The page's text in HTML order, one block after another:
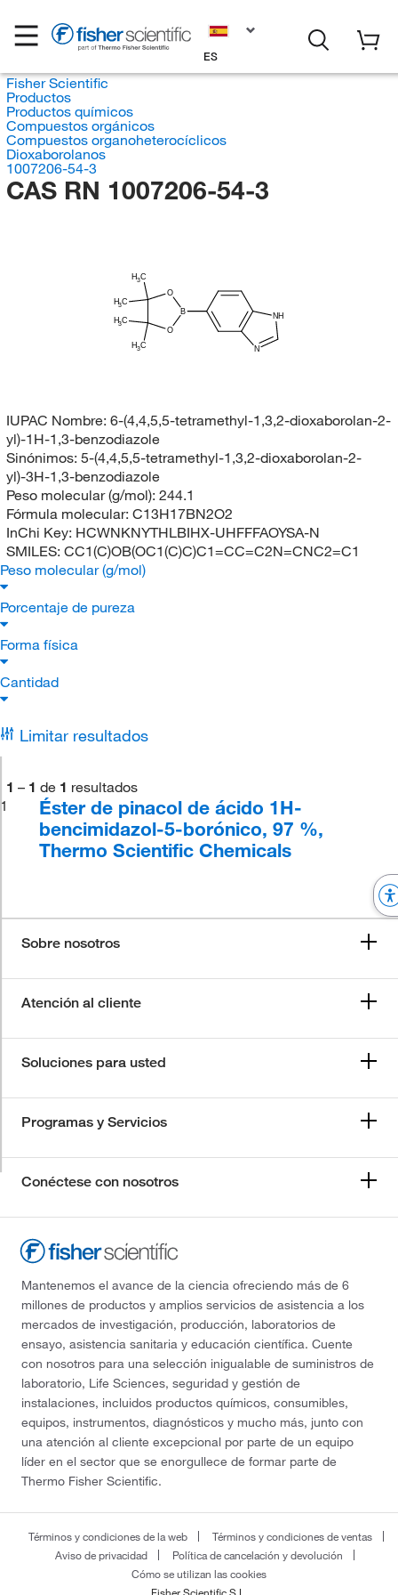
ES
Fisher Scientific
Productos
Productos químicos
Compuestos orgánicos
Compuestos organoheterocíclicos
Dioxaborolanos
1007206-54-3
CAS RN 1007206-54-3
B
O
O
N
NH
H3C
H3C
H3C
H3C
IUPAC Nombre: 6-(4,4,5,5-tetramethyl-1,3,2-dioxaborolan-2-
yl)-1H-1,3-benzodiazole
Sinónimos: 5-(4,4,5,5-tetramethyl-1,3,2-dioxaborolan-2-
yl)-3H-1,3-benzodiazole
Peso molecular (g/mol): 244.1
Fórmula molecular: C13H17BN2O2
InChi Key: HCWNKNYTHLBIHX-UHFFFAOYSA-N
SMILES: CC1(C)OB(OC1(C)C)C1=CC=C2N=CNC2=C1
Peso molecular (g/mol)
Porcentaje de pureza
Forma física
Cantidad
Limitar resultados
1 – 1 de 1 resultados
1
Éster de pinacol de ácido 1H-
bencimidazol-5-borónico, 97 %,
Thermo Scientific Chemicals
Sobre nosotros
Atención al cliente
Soluciones para usted
Programas y Servicios
Conéctese con nosotros
Mantenemos el avance de la ciencia ofreciendo más de 6
millones de productos y amplios servicios de asistencia a los
mercados de investigación, producción, laboratorios de
ensayo, asistencia sanitaria y educación científica. Cuente
con nosotros para una selección inigualable de suministros de
laboratorio, Life Sciences, seguridad y gestión de
instalaciones, incluidos productos químicos, consumibles,
equipos, instrumentos, diagnósticos y mucho más, junto con
una atención al cliente excepcional por parte de un equipo
líder en el sector que se enorgullece de formar parte de
Thermo Fisher Scientific.
Términos y condiciones de la web
Términos y condiciones de ventas
Aviso de privacidad
Política de cancelación y devolución
Cómo se utilizan las cookies